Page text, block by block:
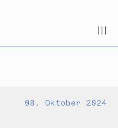
08. Oktober 2024